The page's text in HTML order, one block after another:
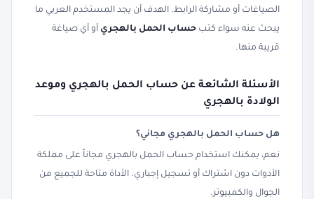
الصياغات أو مشاركة الرابط. الهدف أن يجد المستخدم العربي ما
يبحث عنه سواء كتب حساب الحمل بالهجري أو أي صياغة
قريبة منها.
الأسئلة الشائعة عن حساب الحمل بالهجري وموعد
الولادة بالهجري
هل حساب الحمل بالهجري مجاني؟
نعم، يمكنك استخدام حساب الحمل بالهجري مجاناً على مملكة
الأدوات دون اشتراك أو تسجيل إجباري. الأداة متاحة للجميع من
الجوال والكمبيوتر.